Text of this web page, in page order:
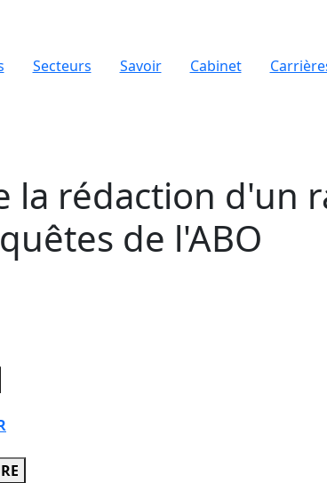
Secteurs Savoir Cabinet
la rédaction d'un
de l'ABO